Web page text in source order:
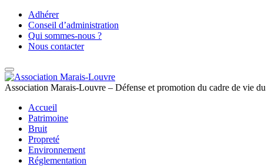
Aller
contenu
Adhérer
Conseil d’administration
Qui sommes-nous ?
Nous contacter
Association Marais-Louvre – Défense et promotion du cadre de vie du
Accueil
Patrimoine
Bruit
Propreté
Environnement
Réglementation